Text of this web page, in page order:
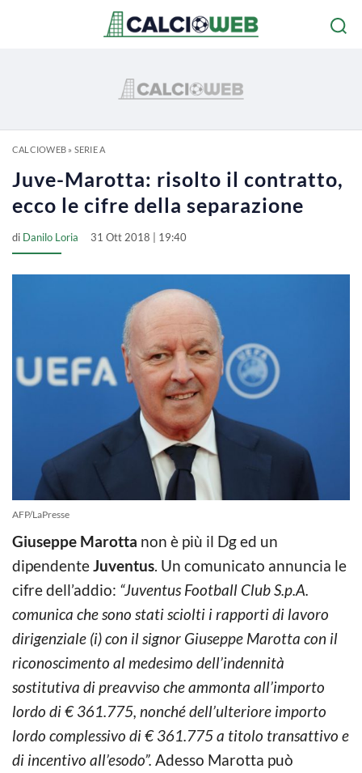
CALCIOWEB» SERIE A
Juve-Marotta: risolto il contratto,
ecco le cifre della separazione
di Danilo Loria 31 Ott 2018 | 19:40
AFP/LaPresse
Giuseppe Marotta non è più il Dg ed un
dipendenteJuventus. Un comunicato annuncia le
cifre dell’addio: “Juventus Football Club S.p.A.
comunica che sono stati sciolti i rapporti di lavoro
dirigenziale (i) con il signor Giuseppe Marotta con il
riconoscimento al medesimo dell’indennità
sostitutiva di preavviso che ammonta all’importo
lordo di € 361.775, nonché dell’ulteriore importo
lordo complessivo di € 361.775 a titolo transattivo e
di incentivo all’esodo”. Adesso Marotta può